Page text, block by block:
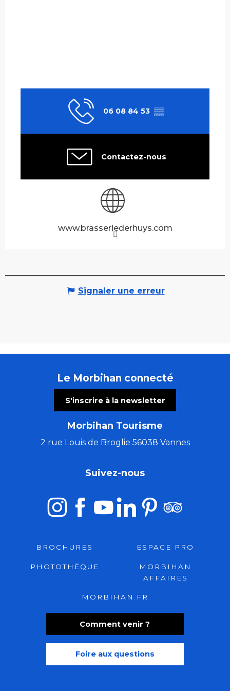
06 08 84 53 ▒▒
Contactez-nous
www.brasseriederhuys.com
Signaler une erreur
Le Morbihan connecté
S'inscrire à la newsletter
Morbihan Tourisme
2 rue Louis de Broglie 56038 Vannes
Comment venir ?
Foire aux questions
Suivez-nous
BROCHURES ESPACE PRO
PHOTOTHÈQUE
MORBIHAN
AFFAIRES
MORBIHAN.FR